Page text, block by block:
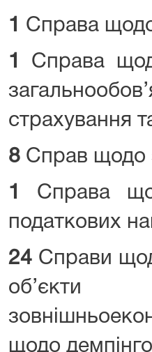
1
Справа щодо
1
Справа
страхування
8 Справ щодо
1 Справа
податкових
24 Справи
об’єкти
щодо